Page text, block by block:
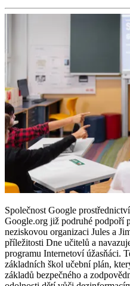
Společnost Google
Google.org již podruhé podpoří
neziskovou organizaci Jules a
příležitosti Dne učitelů a
programu Internetoví úžasňáci.
základních škol učební plán,
základů bezpečného a